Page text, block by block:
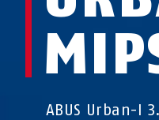
ABUS Urban-I